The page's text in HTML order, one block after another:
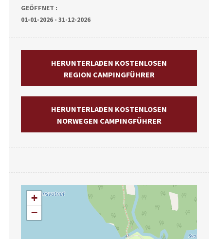
GEÖFFNET :
01-01-2026 - 31-12-2026
HERUNTERLADEN KOSTENLOSEN
REGION CAMPINGFÜHRER
HERUNTERLADEN KOSTENLOSEN
NORWEGEN CAMPINGFÜHRER
+
−